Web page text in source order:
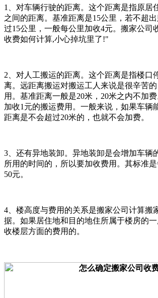
1、对车辆行驶的距离。这个距离是指原居
之间的距离。基准距离是15公里，若不超
过15公里，一般每公里加收4元。搬家公司
收费如何计算,小心掉坑里了!"
2、对人工搬运的距离。这个距离是指楼口
离。远距离搬运对搬运工人来说是很辛苦
用。基准距离一般是20米，20米之内不加
加收1元的搬运费用。一般来说，如果车辆
距离是不会超过20米的，也就不会加费。
3、还有异地装卸。异地装卸是会增加车辆
所用的时间的，所以要加收费用。其标准
50元。
4、楼高度与费用的关系是搬家公司计算搬
据。如果居住地和目的地住所属于楼房的
收楼层方面的费用的。